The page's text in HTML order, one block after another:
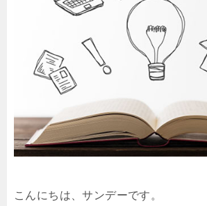
こんにちは、サンデーです。